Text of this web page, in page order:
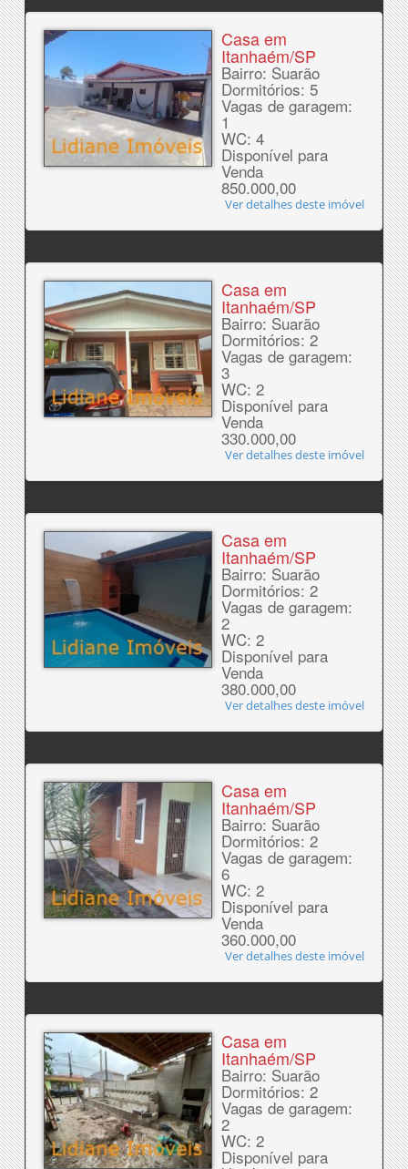
Casa em
Itanhaém/SP
Bairro: Suarão
Dormitórios: 5
Vagas de garagem:
1
WC: 4
Disponível para
Venda
850.000,00
Ver detalhes deste imóvel
Casa em
Itanhaém/SP
Bairro: Suarão
Dormitórios: 2
Vagas de garagem:
3
WC: 2
Disponível para
Venda
330.000,00
Ver detalhes deste imóvel
Casa em
Itanhaém/SP
Bairro: Suarão
Dormitórios: 2
Vagas de garagem:
2
WC: 2
Disponível para
Venda
380.000,00
Ver detalhes deste imóvel
Casa em
Itanhaém/SP
Bairro: Suarão
Dormitórios: 2
Vagas de garagem:
6
WC: 2
Disponível para
Venda
360.000,00
Ver detalhes deste imóvel
Casa em
Itanhaém/SP
Bairro: Suarão
Dormitórios: 2
Vagas de garagem:
2
WC: 2
Disponível para